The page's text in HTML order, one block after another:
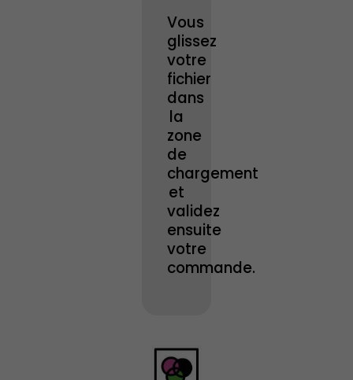
Vous
glissez
votre
fichier
dans
la
zone
de
chargement
et
validez
ensuite
votre
commande.